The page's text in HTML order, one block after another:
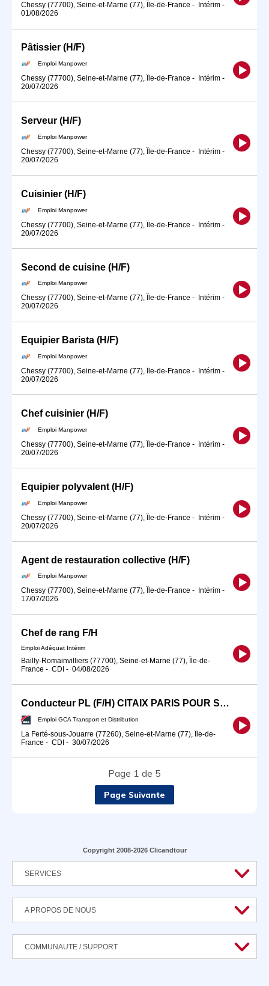
Chessy (77700), Seine-et-Marne (77), Île-de-France - Intérim -
01/08/2026
Pâtissier (H/F)
Emploi Manpower
Chessy (77700), Seine-et-Marne (77), Île-de-France - Intérim -
20/07/2026
Serveur (H/F)
Emploi Manpower
Chessy (77700), Seine-et-Marne (77), Île-de-France - Intérim -
20/07/2026
Cuisinier (H/F)
Emploi Manpower
Chessy (77700), Seine-et-Marne (77), Île-de-France - Intérim -
20/07/2026
Second de cuisine (H/F)
Emploi Manpower
Chessy (77700), Seine-et-Marne (77), Île-de-France - Intérim -
20/07/2026
Equipier Barista (H/F)
Emploi Manpower
Chessy (77700), Seine-et-Marne (77), Île-de-France - Intérim -
20/07/2026
Chef cuisinier (H/F)
Emploi Manpower
Chessy (77700), Seine-et-Marne (77), Île-de-France - Intérim -
20/07/2026
Equipier polyvalent (H/F)
Emploi Manpower
Chessy (77700), Seine-et-Marne (77), Île-de-France - Intérim -
20/07/2026
Agent de restauration collective (H/F)
Emploi Manpower
Chessy (77700), Seine-et-Marne (77), Île-de-France - Intérim -
17/07/2026
Chef de rang F/H
Emploi Adéquat Intérim
Bailly-Romainvilliers (77700), Seine-et-Marne (77), Île-de-
France - CDI - 04/08/2026
Conducteur PL (F/H) CITAIX PARIS POUR SEPTEMBRE 2026
Emploi GCA Transport et Distribution
La Ferté-sous-Jouarre (77260), Seine-et-Marne (77), Île-de-
France - CDI - 30/07/2026
Page 1 de 5
Page Suivante
Copyright 2008-2026 Clicandtour
SERVICES
A PROPOS DE NOUS
COMMUNAUTE / SUPPORT